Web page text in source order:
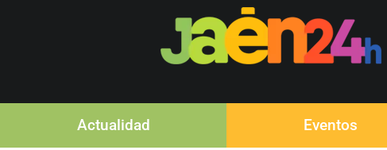
Actualidad Eventos